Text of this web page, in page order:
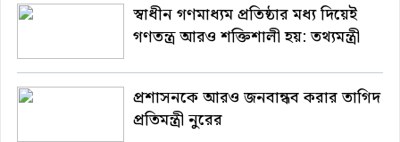
স্বাধীন গণমাধ্যম প্রতিষ্ঠার মধ্য দিয়েই
গণতন্ত্র আরও শক্তিশালী হয়: তথ্যমন্ত্রী
প্রশাসনকে আরও জনবান্ধব করার তাগিদ
প্রতিমন্ত্রী নুরের